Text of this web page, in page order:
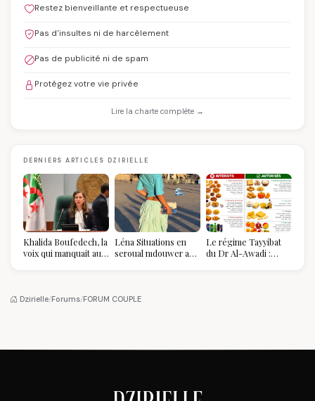
Restez bienveillante et respectueuse
Pas d'insultes ni de harcèlement
Pas de publicité ni de spam
Protégez votre vie privée
Lire la charte complète →
DERNIERS ARTICLES DZIRIELLE
Khalida Boufedech, la
voix qui manquait au
Léna Situations en
seroual mdouwer au
pièce mode de l'été
Le régime Tayyibat
du Dr Al-Awadi :
Dzirielle/Forums/FORUM COUPLE